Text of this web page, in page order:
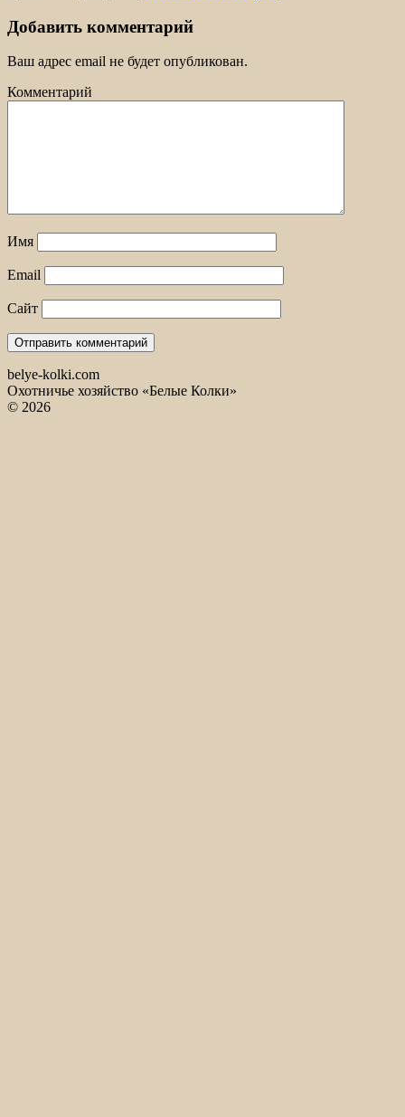
Добавить комментарий
Ваш адрес email не будет опубликован.
Комментарий
Имя
Email
Сайт
belye-kolki.com
Охотничье хозяйство «Белые Колки»
© 2026